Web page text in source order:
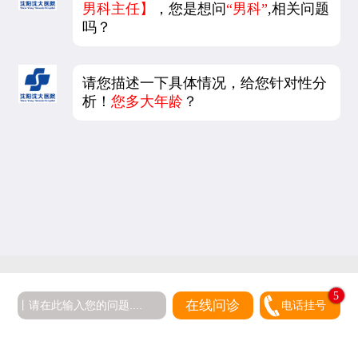
男科主任】
，您是想问“男科”,相关问题
吗？
请您描述一下具体情况，给您针对性分
析！您多大年龄 ？
在线问诊 电话挂号
5